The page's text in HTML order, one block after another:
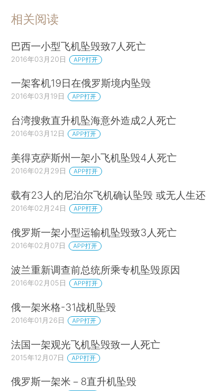
相关阅读
巴西一小型飞机坠毁致7人死亡
2016年03月20日 APP打开
一架客机19日在俄罗斯境内坠毁
2016年03月19日 APP打开
台湾搜救直升机坠海意外造成2人死亡
2016年03月12日 APP打开
美得克萨斯州一架小飞机坠毁4人死亡
2016年02月29日 APP打开
载有23人的尼泊尔飞机确认坠毁 或无人生还
2016年02月24日 APP打开
俄罗斯一架小型运输机坠毁致3人死亡
2016年02月07日 APP打开
波兰重新调查前总统所乘专机坠毁原因
2016年02月05日 APP打开
俄一架米格-31战机坠毁
2016年01月26日 APP打开
法国一架观光飞机坠毁致一人死亡
2015年12月07日 APP打开
俄罗斯一架米－8直升机坠毁